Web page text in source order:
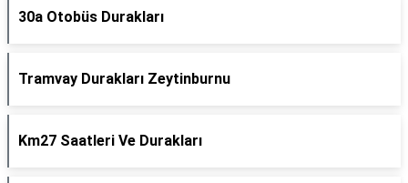
30a Otobüs Durakları
Tramvay Durakları Zeytinburnu
Km27 Saatleri Ve Durakları